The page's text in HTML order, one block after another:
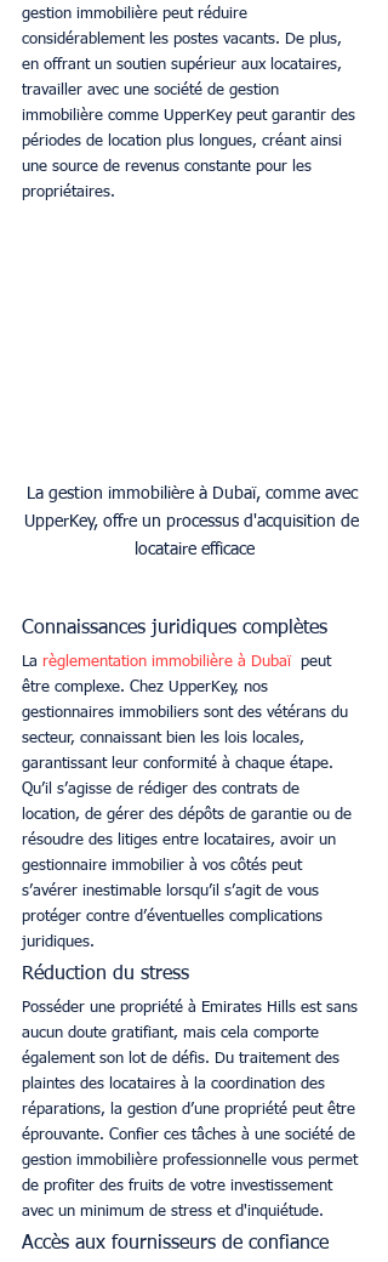
gestion immobilière peut réduire
considérablement les postes vacants. De plus,
en offrant un soutien supérieur aux locataires,
travailler avec une société de gestion
immobilière comme UpperKey peut garantir des
périodes de location plus longues, créant ainsi
une source de revenus constante pour les
propriétaires.
La gestion immobilière à Dubaï, comme avec
UpperKey, offre un processus d'acquisition de
locataire efficace
Connaissances juridiques complètes
La règlementation immobilière à Dubaï peut
être complexe. Chez UpperKey, nos
gestionnaires immobiliers sont des vétérans du
secteur, connaissant bien les lois locales,
garantissant leur conformité à chaque étape.
Qu’il s’agisse de rédiger des contrats de
location, de gérer des dépôts de garantie ou de
résoudre des litiges entre locataires, avoir un
gestionnaire immobilier à vos côtés peut
s’avérer inestimable lorsqu’il s’agit de vous
protéger contre d’éventuelles complications
juridiques.
Réduction du stress
Posséder une propriété à Emirates Hills est sans
aucun doute gratifiant, mais cela comporte
également son lot de défis. Du traitement des
plaintes des locataires à la coordination des
réparations, la gestion d’une propriété peut être
éprouvante. Confier ces tâches à une société de
gestion immobilière professionnelle vous permet
de profiter des fruits de votre investissement
avec un minimum de stress et d'inquiétude.
Accès aux fournisseurs de confiance